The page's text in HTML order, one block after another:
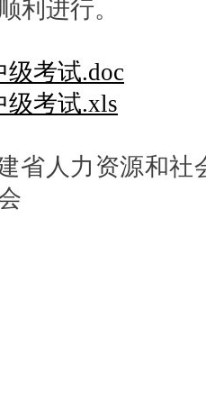
利进行。
级考试.doc
级考试.xls
源和社会